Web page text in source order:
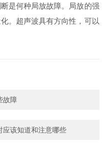
是何种局放故障。局放的强
。超声波具有方向性，可以
故障
应该知道和注意哪些